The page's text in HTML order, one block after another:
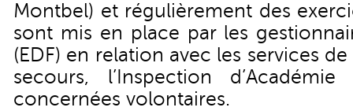
Montbel) et régulièrement des
sont mis en place par les
(EDF) en relation avec les services de
secours, l’Inspection
concernées volontaires.